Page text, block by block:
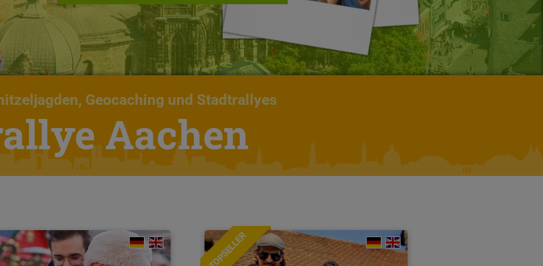
Geocaching und Stadtrallyes
Aachen
TOPSELLER